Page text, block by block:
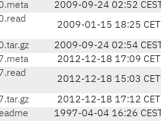
2009-09-24 02:52 CEST
2009-01-15 18:25 CET
2009-09-24 02:54 CEST
2012-12-18 17:09 CET
2012-12-18 15:03 CET
2012-12-18 17:12 CET
1997-04-04 16:26 CEST